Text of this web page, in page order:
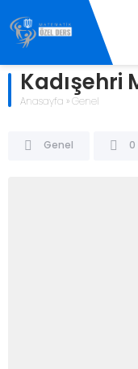
Kadışehri
Anasayfa » Genel
Genel 0